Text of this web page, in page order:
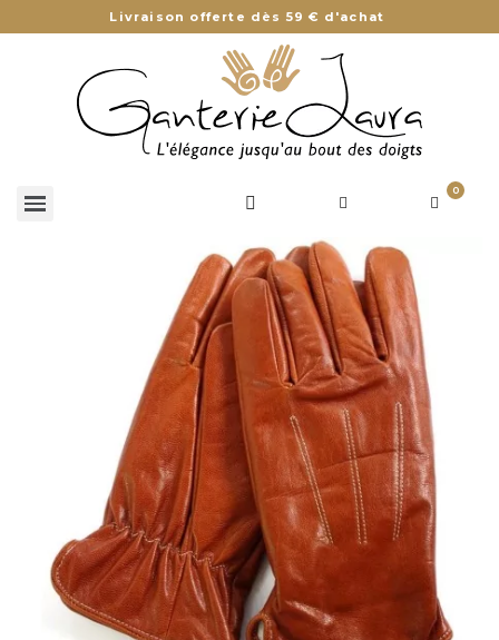
Livraison offerte dès 59 € d'achat
0